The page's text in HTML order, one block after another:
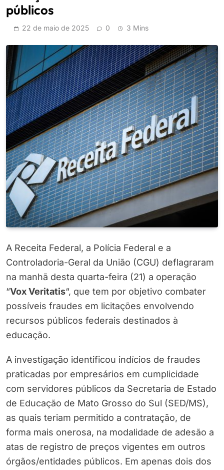
públicos
22 de maio de 2025 0 3 Mins
A Receita Federal, a Polícia Federal e a
Controladoria-Geral da União (CGU) deflagraram
na manhã desta quarta-feira (21) a operação
“Vox Veritatis“, que tem por objetivo combater
possíveis fraudes em licitações envolvendo
recursos públicos federais destinados à
educação.
A investigação identificou indícios de fraudes
praticadas por empresários em cumplicidade
com servidores públicos da Secretaria de Estado
de Educação de Mato Grosso do Sul (SED/MS),
as quais teriam permitido a contratação, de
forma mais onerosa, na modalidade de adesão a
atas de registro de preços vigentes em outros
órgãos/entidades públicos. Em apenas dois dos